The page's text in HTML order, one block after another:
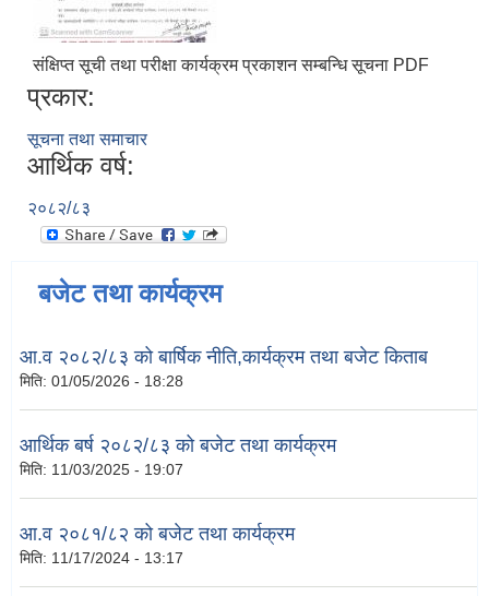
संक्षिप्त सूची तथा परीक्षा कार्यक्रम प्रकाशन सम्बन्धि सूचना PDF
प्रकार:
सूचना तथा समाचार
आर्थिक वर्ष:
२०८२/८३
बजेट तथा कार्यक्रम
आ.व २०८२/८३ को बार्षिक नीति,कार्यक्रम तथा बजेट किताब
मिति: 01/05/2026 - 18:28
आर्थिक बर्ष २०८२/८३ को बजेट तथा कार्यक्रम
मिति: 11/03/2025 - 19:07
आ.व २०८१/८२ को बजेट तथा कार्यक्रम
मिति: 11/17/2024 - 13:17